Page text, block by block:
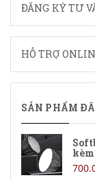
ĐĂNG KÝ TƯ
HỖ TRỢ
SẢN PHẨM